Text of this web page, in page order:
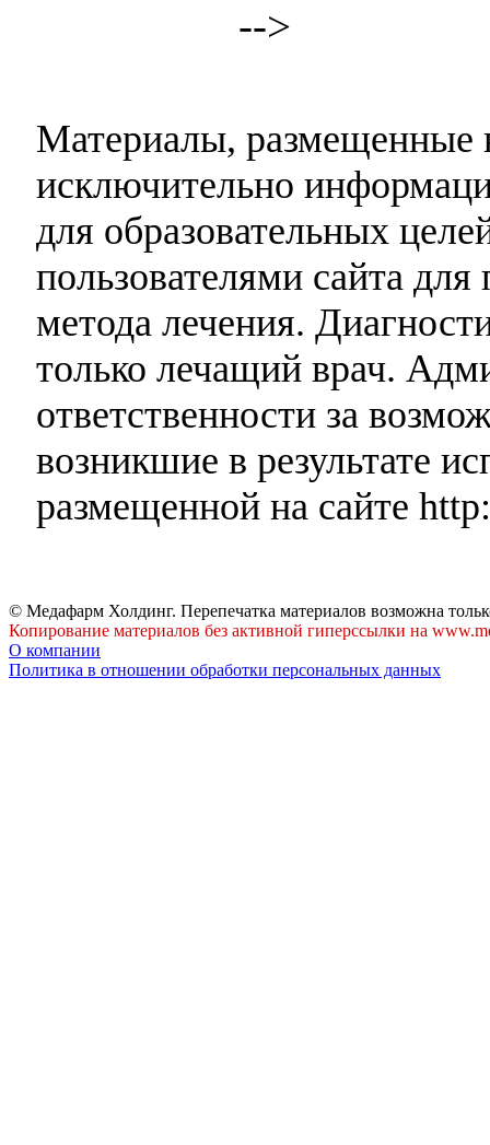
-->
Материалы, размещенные
исключительно
для образовательных
пользователями сайта
метода лечения.
только лечащий врач.
ответственности за
возникшие в результате
размещенной на сайте
© Медафарм Холдинг. Перепечатка материалов возможна
Копирование материалов без активной гиперссылки на
О компании
Политика в отношении обработки персональных данных